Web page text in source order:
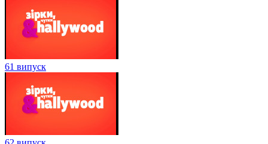
61 випуск